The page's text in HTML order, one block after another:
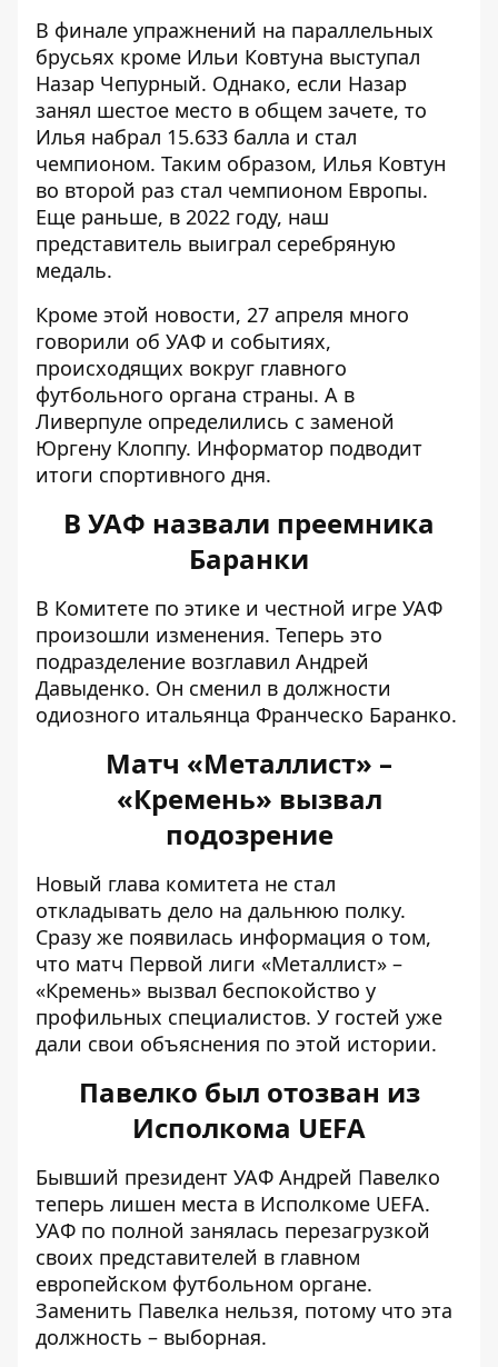
В финале упражнений на параллельных
брусьях кроме Ильи Ковтуна выступал
Назар Чепурный. Однако, если Назар
занял шестое место в общем зачете, то
Илья набрал 15.633 балла и стал
чемпионом. Таким образом, Илья Ковтун
во второй раз стал чемпионом Европы.
Еще раньше, в 2022 году, наш
представитель выиграл серебряную
медаль.
Кроме этой новости, 27 апреля много
говорили об УАФ и событиях,
происходящих вокруг главного
футбольного органа страны. А в
Ливерпуле определились с заменой
Юргену Клоппу. Информатор подводит
итоги спортивного дня.
В УАФ назвали преемника
Баранки
В Комитете по этике и честной игре УАФ
произошли изменения. Теперь это
подразделение возглавил Андрей
Давыденко. Он сменил в должности
одиозного итальянца Франческо Баранко.
Матч «Металлист» –
«Кремень» вызвал
подозрение
Новый глава комитета не стал
откладывать дело на дальнюю полку.
Сразу же появилась информация о том,
что матч Первой лиги «Металлист» –
«Кремень» вызвал беспокойство у
профильных специалистов. У гостей уже
дали свои объяснения по этой истории.
Павелко был отозван из
Исполкома UEFA
Бывший президент УАФ Андрей Павелко
теперь лишен места в Исполкоме UEFA.
УАФ по полной занялась перезагрузкой
своих представителей в главном
европейском футбольном органе.
Заменить Павелка нельзя, потому что эта
должность – выборная.